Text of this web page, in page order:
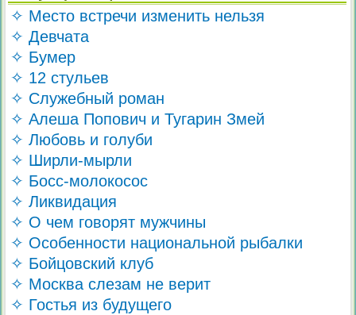
✧ Место встречи изменить нельзя
✧ Девчата
✧ Бумер
✧ 12 стульев
✧ Служебный роман
✧ Алеша Попович и Тугарин Змей
✧ Любовь и голуби
✧ Ширли-мырли
✧ Босс-молокосос
✧ Ликвидация
✧ О чем говорят мужчины
✧ Особенности национальной рыбалки
✧ Бойцовский клуб
✧ Москва слезам не верит
✧ Гостья из будущего